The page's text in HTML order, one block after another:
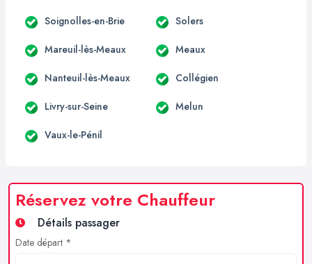
Soignolles-en-Brie Solers
Mareuil-lès-Meaux Meaux
Nanteuil-lès-Meaux Collégien
Livry-sur-Seine Melun
Vaux-le-Pénil
Réservez votre Chauffeur
Détails passager
Date départ *